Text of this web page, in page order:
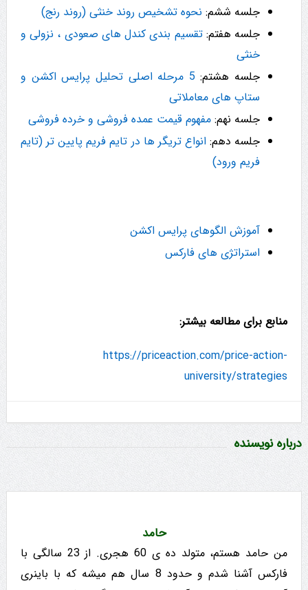
جلسه ششم: نحوه تشخیص روند خنثی (روند رنج)
جلسه هفتم:تقسیم بندی کندل های صعودی ، نزولی و
خنثی
جلسه هشتم:
5 مرحله اصلی تحلیل پرایس اکشن و
ستاپ های معاملاتی
جلسه نهم: مفهوم قیمت عمده فروشی و خرده فروشی
جلسه دهم:انواع تریگر ها در تایم فریم پایین تر (تایم
فریم ورود)
آموزش الگوهای پرایس اکشن
استراتژی های فارکس
منابع برای مطالعه بیشتر:
https://priceaction.com/price-action-
university/strategies
درباره نویسنده
حامد
من حامد هستم، متولد ده ی 60 هجری. از 23 سالگی با
فارکس آشنا شدم و حدود 8 سال هم میشه که با باینری